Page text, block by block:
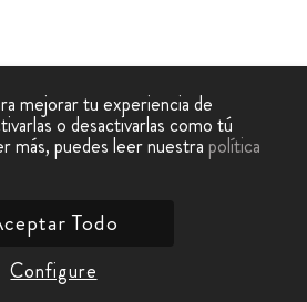
mejorar tu experiencia de
o desactivarlas como tú
más, puedes leer nuestrapolítica
Configure
Todo